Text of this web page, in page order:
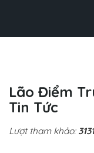
Lão Điểm
Tin Tức
Lượt tham khảo: 3131